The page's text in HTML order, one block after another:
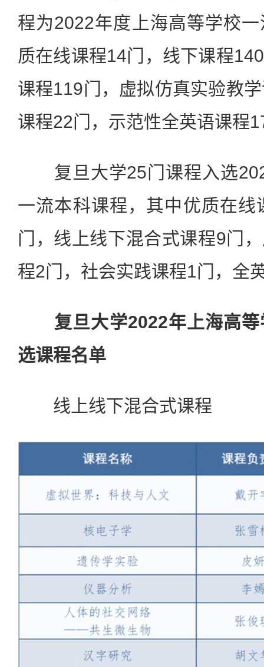
程为2022年度上海高等学校
质在线课程14门，线下课程
课程119门，虚拟仿真实验教
课程22门，示范性全英语课程
复旦大学25门课程入选
一流本科课程，其中优质在
门，线上线下混合式课程9门
程2门，社会实践课程1门，全
复旦大学2022年上海高
选课程名单
线上线下混合式课程